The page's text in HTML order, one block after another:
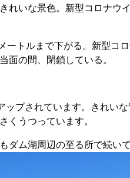
れいな景色。新型コロナウ
トルまで下がる。新型コ
面の間、閉鎖している。
プされています。きれい
くうつっています。
ダム湖周辺の至る所で続いて